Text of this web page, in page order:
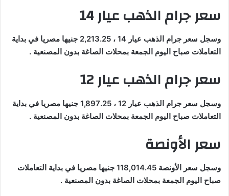
سعر جرام الذهب عيار 14
وسجل سعر جرام الذهب عيار 14 ، 2,213.25 جنيها مصريا في بداية
التعاملات صباح اليوم الجمعة بمحلات الصاغة بدون المصنعية .
سعر جرام الذهب عيار 12
وسجل سعر جرام الذهب عيار 12 ، 1,897.25 جنيها مصريا في بداية
التعاملات صباح اليوم الجمعة بمحلات الصاغة بدون المصنعية .
سعر الأونصة
وسجل سعر الأونصة 118,014.45 جنيها مصريا في بداية التعاملات
صباح اليوم الجمعة بمحلات الصاغة بدون المصنعية .